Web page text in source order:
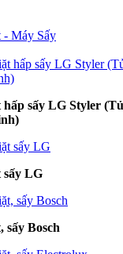
- Máy Sấy
sấy LG Styler
sấy LG
sấy Bosch